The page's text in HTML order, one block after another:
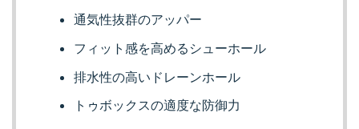
通気性抜群のアッパー
フィット感を高めるシューホール
排水性の高いドレーンホール
トゥボックスの適度な防御力